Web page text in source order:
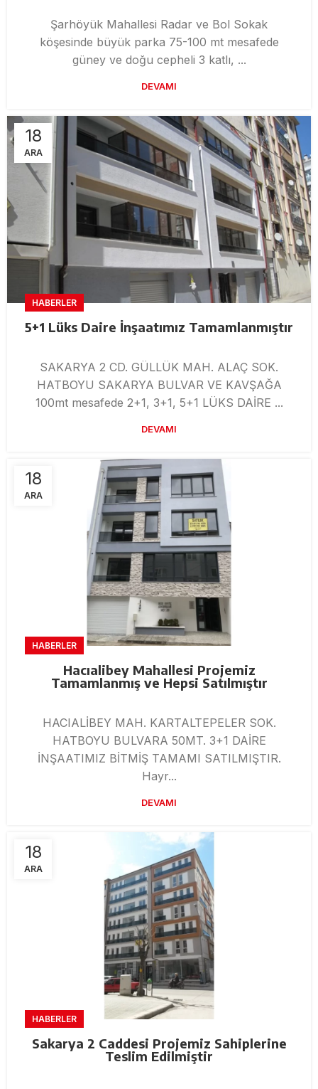
Şarhöyük Mahallesi Radar ve Bol Sokak
köşesinde büyük parka 75-100 mt mesafede
güney ve doğu cepheli 3 katlı, ...
DEVAMI
18
ARA
HABERLER
5+1 Lüks Daire İnşaatımız Tamamlanmıştır
SAKARYA 2 CD. GÜLLÜK MAH. ALAÇ SOK.
HATBOYU SAKARYA BULVAR VE KAVŞAĞA
100mt mesafede 2+1, 3+1, 5+1 LÜKS DAİRE ...
DEVAMI
18
ARA
HABERLER
Hacıalibey Mahallesi Projemiz
Tamamlanmış ve Hepsi Satılmıştır
HACIALİBEY MAH. KARTALTEPELER SOK.
HATBOYU BULVARA 50MT. 3+1 DAİRE
İNŞAATIMIZ BİTMİŞ TAMAMI SATILMIŞTIR.
Hayr...
DEVAMI
18
ARA
HABERLER
Sakarya 2 Caddesi Projemiz Sahiplerine
Teslim Edilmiştir